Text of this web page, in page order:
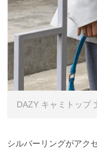
DAZY キャミトップ
シルバーリングがアク